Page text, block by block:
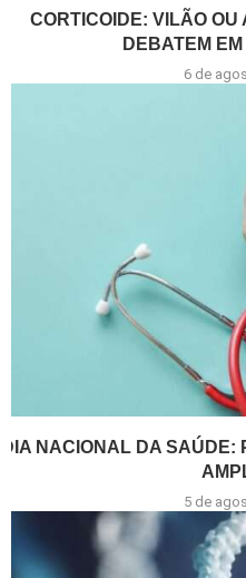
CORTICOIDE: VILÃO
DEBATEM
6 de
DIA NACIONAL DA SAÚDE:
5 de